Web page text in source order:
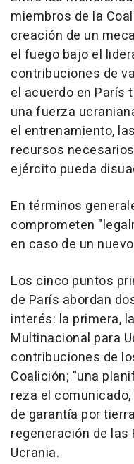
miembros de la
creación de un
el fuego bajo el
contribuciones de
el acuerdo en París
una fuerza
el entrenamiento,
recursos
ejército pueda
En términos
comprometen
en caso de un
Los cinco puntos
de París abordan
interés: la primera,
Multinacional para
contribuciones de
Coalición; "una
reza el
de garantía por
regeneración de
Ucrania.